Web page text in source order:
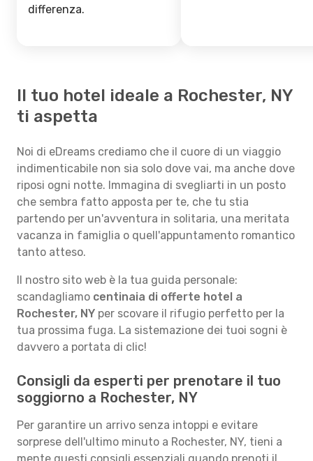
differenza.
Il tuo hotel ideale a Rochester, NY
ti aspetta
Noi di eDreams crediamo che il cuore di un viaggio
indimenticabile non sia solo dove vai, ma anche dove
riposi ogni notte. Immagina di svegliarti in un posto
che sembra fatto apposta per te, che tu stia
partendo per un'avventura in solitaria, una meritata
vacanza in famiglia o quell'appuntamento romantico
tanto atteso.
Il nostro sito web è la tua guida personale:
scandagliamo centinaia di offerte hotel a
Rochester, NY per scovare il rifugio perfetto per la
tua prossima fuga. La sistemazione dei tuoi sogni è
davvero a portata di clic!
Consigli da esperti per prenotare il tuo
soggiorno a Rochester, NY
Per garantire un arrivo senza intoppi e evitare
sorprese dell'ultimo minuto a Rochester, NY, tieni a